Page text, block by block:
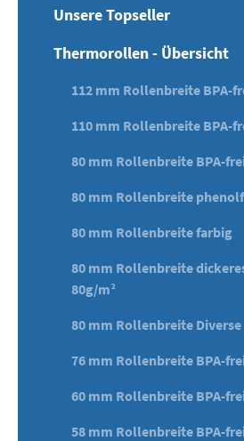
Unsere Topseller
Thermorollen - Übersicht
112 mm Rollenbreite BPA-
110 mm Rollenbreite BPA-
80 mm Rollenbreite BPA-
80 mm Rollenbreite
80 mm Rollenbreite farbig
80 mm Rollenbreite
80g/m²
80 mm Rollenbreite Diverse
76 mm Rollenbreite BPA-
60 mm Rollenbreite BPA-
58 mm Rollenbreite BPA-